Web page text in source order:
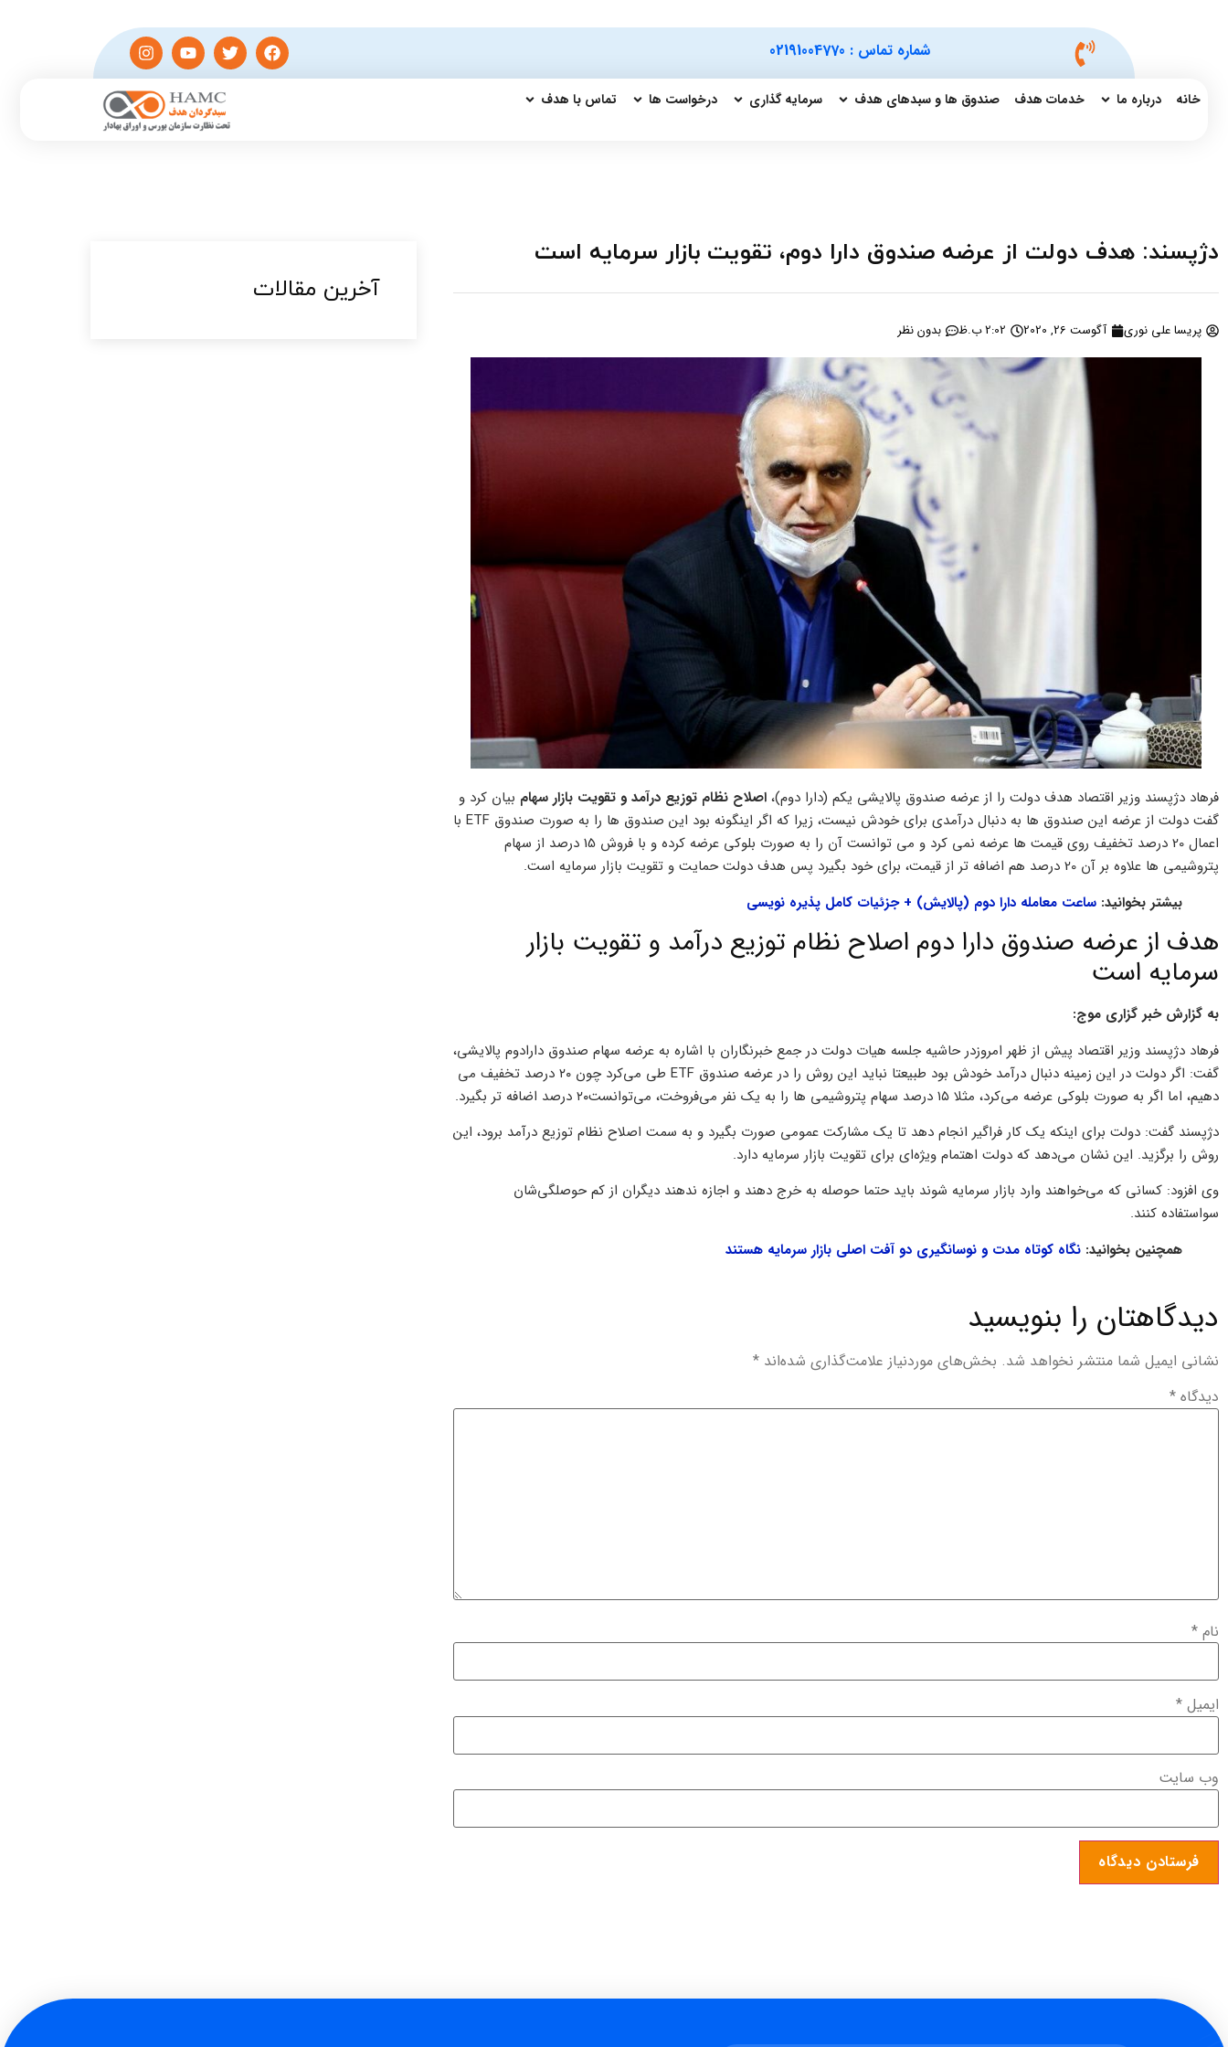
شماره تماس : 02191004770
خانه درباره ما خدمات هدف صندوق ها و سبدهای هدف سرمایه گذاری درخواست ها تماس با هدف
دژپسند: هدف دولت از عرضه صندوق دارا دوم، تقویت بازار سرمایه است
پریسا علی نوری آگوست 26, 2020 2:02 ب.ظ بدون نظر
فرهاد دژپسند وزیر اقتصاد هدف دولت را از عرضه صندوق پالایشی یکم (دارا دوم)، اصلاح نظام توزیع درآمد و تقویت بازار سهام بیان کرد و
گفت دولت از عرضه این صندوق ها به دنبال درآمدی برای خودش نیست، زیرا که اگر اینگونه بود این صندوق ها را به صورت صندوق ETF با
اعمال 20 درصد تخفیف روی قیمت ها عرضه نمی کرد و می توانست آن را به صورت بلوکی عرضه کرده و با فروش 15 درصد از سهام
پتروشیمی ها علاوه بر آن 20 درصد هم اضافه تر از قیمت، برای خود بگیرد پس هدف دولت حمایت و تقویت بازار سرمایه است.
بیشتر بخوانید: ساعت معامله دارا دوم (پالایش) + جزئیات کامل پذیره نویسی
هدف از عرضه صندوق دارا دوم اصلاح نظام توزیع درآمد و تقویت بازار
سرمایه است
به گزارش خبر گزاری موج:
فرهاد دژپسند وزیر اقتصاد پیش از ظهر امروزدر حاشیه جلسه هیات دولت در جمع خبرنگاران با اشاره به عرضه سهام صندوق دارادوم پالایشی،
گفت: اگر دولت در این زمینه دنبال درآمد خودش بود طبیعتا نباید این روش را در عرضه صندوق ETF طی می‌کرد چون ۲۰ درصد تخفیف می
‌دهیم، اما اگر به صورت بلوکی عرضه می‌کرد، مثلا ۱۵ درصد سهام پتروشیمی ‌ها را به یک نفر می‌فروخت، می‌توانست۲۰ درصد اضافه ‌تر بگیرد.
دژپسند گفت: دولت برای اینکه یک کار فراگیر انجام دهد تا یک مشارکت عمومی صورت بگیرد و به سمت اصلاح نظام توزیع درآمد برود، این
روش را برگزید. این نشان می‌دهد که دولت اهتمام ویژه‌ای برای تقویت بازار سرمایه دارد.
وی افزود: کسانی که می‌خواهند وارد بازار سرمایه شوند باید حتما حوصله به خرج دهند و اجازه ندهند دیگران از کم حوصلگی‌شان
سواستفاده کنند.
همچنین بخوانید: نگاه کوتاه مدت و نوسانگیری دو آفت اصلی بازار سرمایه هستند
دیدگاهتان را بنویسید
نشانی ایمیل شما منتشر نخواهد شد. بخش‌های موردنیاز علامت‌گذاری شده‌اند *
دیدگاه *
نام *
ایمیل *
وب‌ سایت
آخرین مقالات​